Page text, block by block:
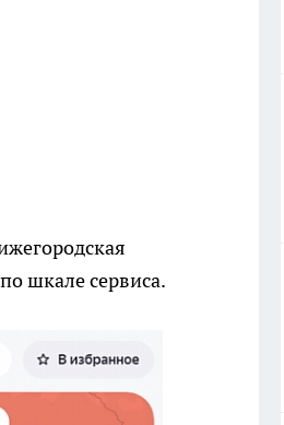
шкале сервиса.